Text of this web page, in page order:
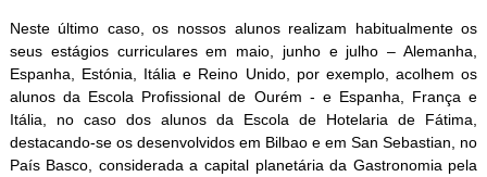
Neste último caso, os nossos alunos realizam habitualmente os
seus estágios curriculares em maio, junho e julho – Alemanha,
Espanha, Estónia, Itália e Reino Unido, por exemplo, acolhem os
alunos da Escola Profissional de Ourém - e Espanha, França e
Itália, no caso dos alunos da Escola de Hotelaria de Fátima,
destacando-se os desenvolvidos em Bilbao e em San Sebastian, no
País Basco, considerada a capital planetária da Gastronomia pela